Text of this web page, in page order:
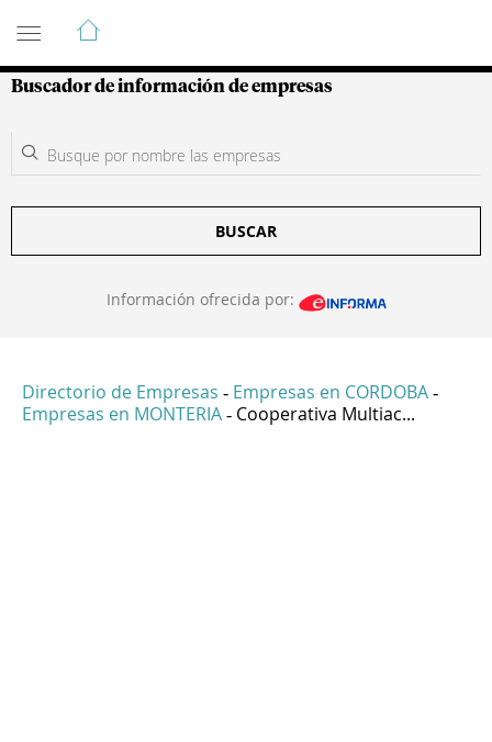
Guía de Empresas Colombianas
Buscador de información de empresas
BUSCAR
Información ofrecida por:
Directorio de Empresas - Empresas en CORDOBA -
Empresas en MONTERIA - Cooperativa Multiac...